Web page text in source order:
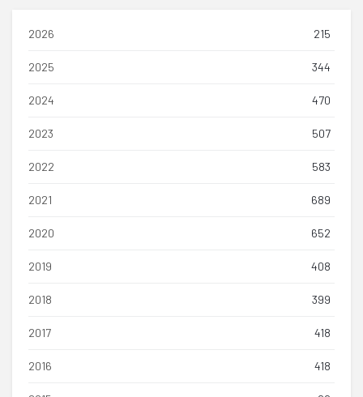
2026 215
2025 344
2024 470
2023 507
2022 583
2021 689
2020 652
2019 408
2018 399
2017 418
2016 418